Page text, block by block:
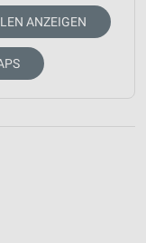
ANZEIGEN